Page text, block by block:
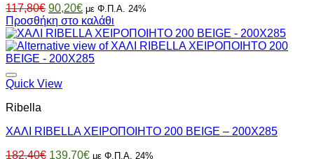
117,80€ Original
price
was:
117,80€.
90,20€Η
τρέχουσα
τιμή
είναι:
90,20€.
με Φ.Π.Α. 24%
Προσθήκη στο καλάθι
Quick View
Ribella
ΧΑΛΙ RIBELLA ΧΕΙΡΟΠΟΙΗΤΟ 200 BEIGE – 200X285
182,40€ Original
139,70€Ημε Φ.Π.Α. 24%